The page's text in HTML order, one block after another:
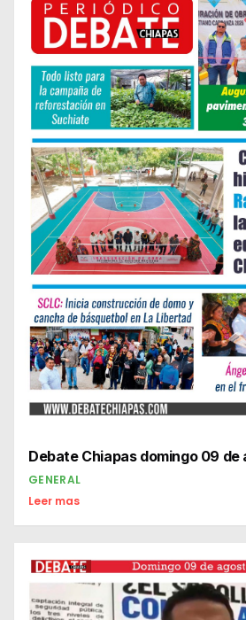
Debate Chiapas domingo 09
GENERAL
Leer mas